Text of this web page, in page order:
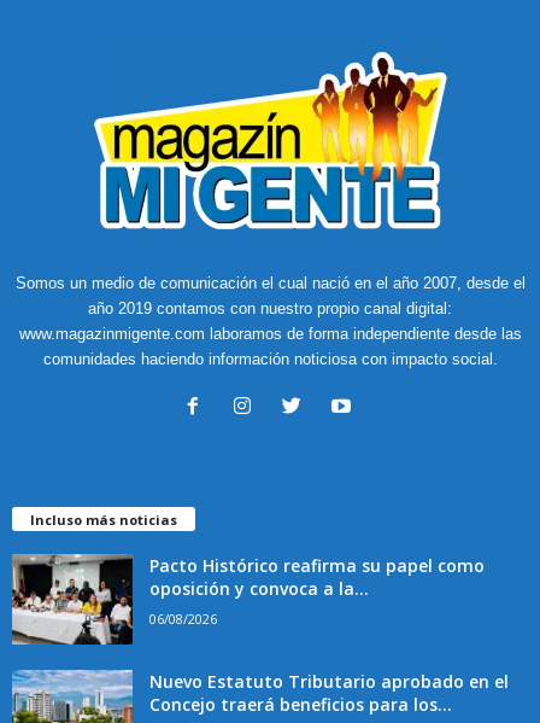
Somos un medio de comunicación el cual nació en el año 2007, desde el
año 2019 contamos con nuestro propio canal digital:
www.magazinmigente.com laboramos de forma independiente desde las
comunidades haciendo información noticiosa con impacto social.
Incluso más noticias
Pacto Histórico reafirma su papel como
oposición y convoca a la...
06/08/2026
Nuevo Estatuto Tributario aprobado en el
Concejo traerá beneficios para los...